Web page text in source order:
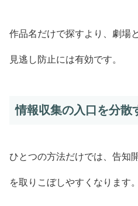
作品名だけで探すより、劇場
見逃し防止には有効です。
情報収集の入口を分散
ひとつの方法だけでは、告知
を取りこぼしやすくなります。